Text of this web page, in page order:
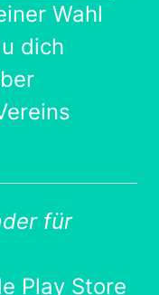
Wahl
dich
für
Play Store